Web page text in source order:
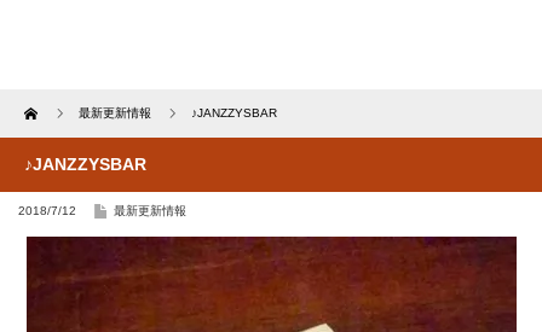
Home 最新更新情報 ♪JANZZYSBAR
♪JANZZYSBAR
2018/7/12 最新更新情報